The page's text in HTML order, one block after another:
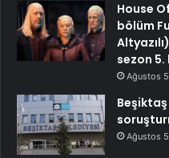
House
bölüm
sezon
Ağustos
Ağustos